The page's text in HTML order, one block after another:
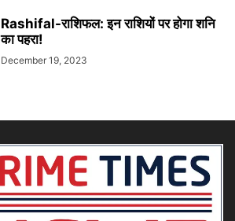
Rashifal-राशिफल: इन राशियों पर होगा शनि
का पहरा!
December 19, 2023